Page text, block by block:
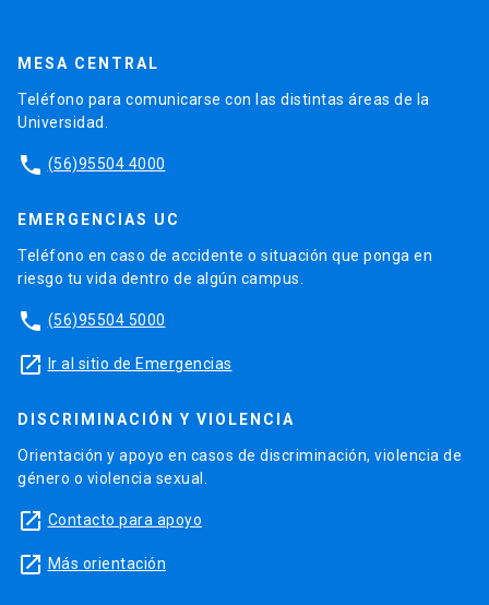
MESA CENTRAL
Teléfono para comunicarse con las distintas áreas de la
Universidad.
phone (56)95504 4000
EMERGENCIAS UC
Teléfono en caso de accidente o situación que ponga en
riesgo tu vida dentro de algún campus.
phone (56)95504 5000
launch Ir al sitio de Emergencias
DISCRIMINACIÓN Y VIOLENCIA
Orientación y apoyo en casos de discriminación, violencia de
género o violencia sexual.
launch Contacto para apoyo
launch Más orientación